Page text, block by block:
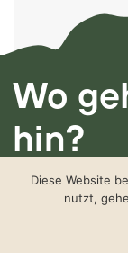
Wo
hin?
Ich
Ihnen
Diese Website
nutzt,